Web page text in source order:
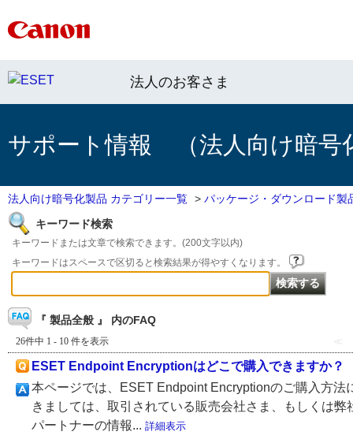
法人のお客さま
サポート情報 （法人向け暗号
法人向け暗号化製品 カテゴリー一覧 > パッケージ・ダウンロード製
キーワード検索
キーワードまたは文章で検索できます。(200文字以内)
キーワードはスペースで区切ると検索結果が得やすくなります。
『 製品全般 』 内のFAQ
26件中 1 - 10 件を表示 ≪
ESET Endpoint Encryptionはどこで購入できますか？
本ページでは、ESET Endpoint Encryptionのご購入方
きましては、取引されている販売会社さま、もしくは
パートナーの情報... 詳細表示